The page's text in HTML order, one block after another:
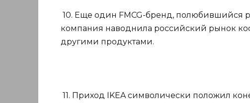
10. Еще один FMCG-бренд, полюбившийся
компания наводнила российский рынок
другими продуктами.
11. Приход IKEA символически положил